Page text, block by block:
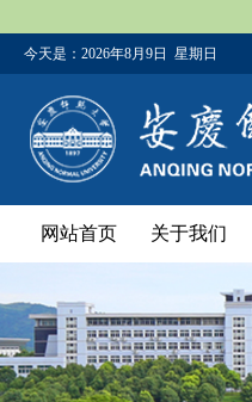
今天是： 2026年8月9日 星期日
网站首页 关于我们